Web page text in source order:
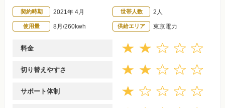
契約時期 2021年 4月 世帯人数 2人
使用量 8月/260kwh 供給エリア 東京電力
料金
切り替えやすさ
サポート体制